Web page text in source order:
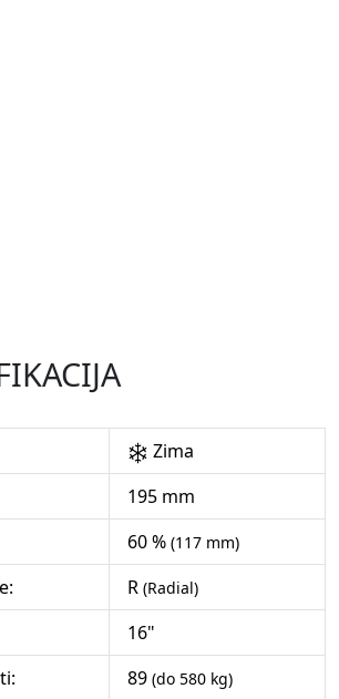
Zima
195 mm
60 % (117 mm)
R (Radial)
16"
89 (do 580 kg)